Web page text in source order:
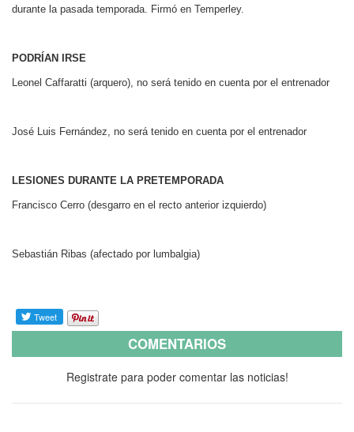
durante la pasada temporada. Firmó en Temperley.
PODRÍAN IRSE
Leonel Caffaratti (arquero), no será tenido en cuenta por el entrenador
José Luis Fernández, no será tenido en cuenta por el entrenador
LESIONES DURANTE LA PRETEMPORADA
Francisco Cerro (desgarro en el recto anterior izquierdo)
Sebastián Ribas (afectado por lumbalgia)
COMENTARIOS
Registrate para poder comentar las noticias!